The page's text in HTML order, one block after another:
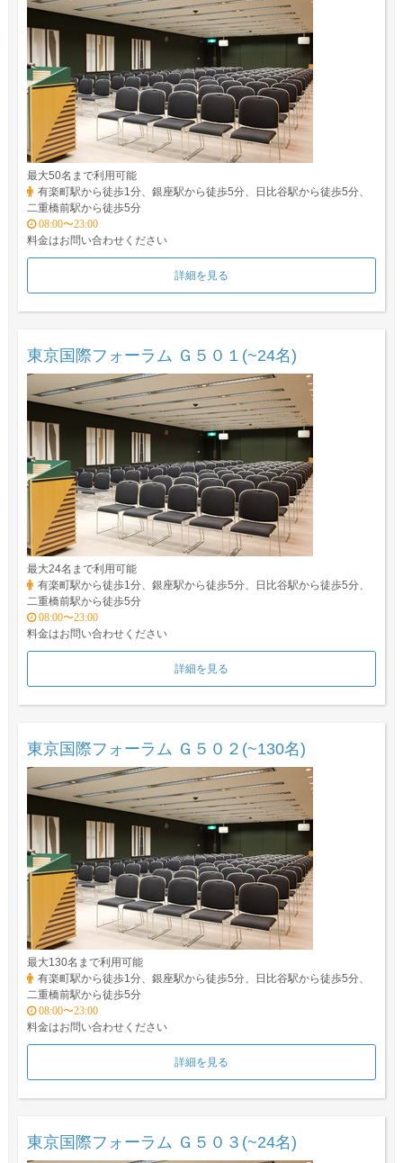
最大50名まで利用可能
有楽町駅から徒歩1分、銀座駅から徒歩5分、日比谷駅から徒歩5分、
二重橋前駅から徒歩5分
08:00〜23:00
料金はお問い合わせください
詳細を見る
東京国際フォーラム Ｇ５０１(~24名)
最大24名まで利用可能
有楽町駅から徒歩1分、銀座駅から徒歩5分、日比谷駅から徒歩5分、
二重橋前駅から徒歩5分
08:00〜23:00
料金はお問い合わせください
詳細を見る
東京国際フォーラム Ｇ５０２(~130名)
最大130名まで利用可能
有楽町駅から徒歩1分、銀座駅から徒歩5分、日比谷駅から徒歩5分、
二重橋前駅から徒歩5分
08:00〜23:00
料金はお問い合わせください
詳細を見る
東京国際フォーラム Ｇ５０３(~24名)